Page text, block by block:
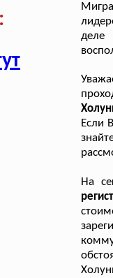
деле
Если
На